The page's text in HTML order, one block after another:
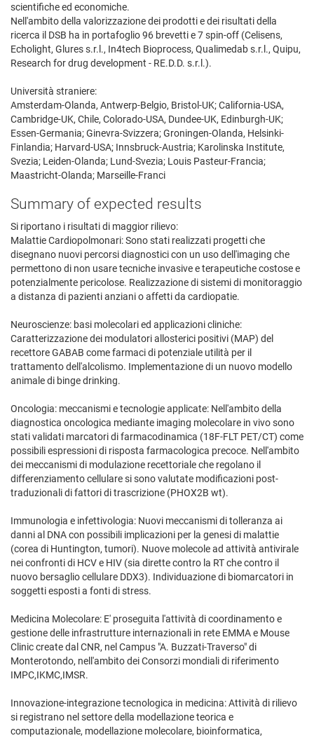
scientifiche ed economiche.
Nell'ambito della valorizzazione dei prodotti e dei risultati della
ricerca il DSB ha in portafoglio 96 brevetti e 7 spin-off (Celisens,
Echolight, Glures s.r.l., In4tech Bioprocess, Qualimedab s.r.l., Quipu,
Research for drug development - RE.D.D. s.r.l.).
Università straniere:
Amsterdam-Olanda, Antwerp-Belgio, Bristol-UK; California-USA,
Cambridge-UK, Chile, Colorado-USA, Dundee-UK, Edinburgh-UK;
Essen-Germania; Ginevra-Svizzera; Groningen-Olanda, Helsinki-
Finlandia; Harvard-USA; Innsbruck-Austria; Karolinska Institute,
Svezia; Leiden-Olanda; Lund-Svezia; Louis Pasteur-Francia;
Maastricht-Olanda; Marseille-Franci
Summary of expected results
Si riportano i risultati di maggior rilievo:
Malattie Cardiopolmonari: Sono stati realizzati progetti che
disegnano nuovi percorsi diagnostici con un uso dell'imaging che
permettono di non usare tecniche invasive e terapeutiche costose e
potenzialmente pericolose. Realizzazione di sistemi di monitoraggio
a distanza di pazienti anziani o affetti da cardiopatie.
Neuroscienze: basi molecolari ed applicazioni cliniche:
Caratterizzazione dei modulatori allosterici positivi (MAP) del
recettore GABAB come farmaci di potenziale utilità per il
trattamento dell'alcolismo. Implementazione di un nuovo modello
animale di binge drinking.
Oncologia: meccanismi e tecnologie applicate: Nell'ambito della
diagnostica oncologica mediante imaging molecolare in vivo sono
stati validati marcatori di farmacodinamica (18F-FLT PET/CT) come
possibili espressioni di risposta farmacologica precoce. Nell'ambito
dei meccanismi di modulazione recettoriale che regolano il
differenziamento cellulare si sono valutate modificazioni post-
traduzionali di fattori di trascrizione (PHOX2B wt).
Immunologia e infettivologia: Nuovi meccanismi di tolleranza ai
danni al DNA con possibili implicazioni per la genesi di malattie
(corea di Huntington, tumori). Nuove molecole ad attività antivirale
nei confronti di HCV e HIV (sia dirette contro la RT che contro il
nuovo bersaglio cellulare DDX3). Individuazione di biomarcatori in
soggetti esposti a fonti di stress.
Medicina Molecolare: E' proseguita l'attività di coordinamento e
gestione delle infrastrutture internazionali in rete EMMA e Mouse
Clinic create dal CNR, nel Campus "A. Buzzati-Traverso" di
Monterotondo, nell'ambito dei Consorzi mondiali di riferimento
IMPC,IKMC,IMSR.
Innovazione-integrazione tecnologica in medicina: Attività di rilievo
si registrano nel settore della modellazione teorica e
computazionale, modellazione molecolare, bioinformatica,